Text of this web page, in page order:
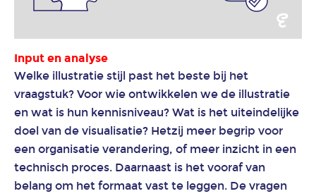
Input en analyse
Welke illustratie stijl past het beste bij het
vraagstuk? Voor wie ontwikkelen we de illustratie
en wat is hun kennisniveau? Wat is het uiteindelijke
doel van de visualisatie? Hetzij meer begrip voor
een organisatie verandering, of meer inzicht in een
technisch proces. Daarnaast is het vooraf van
belang om het formaat vast te leggen. De vragen